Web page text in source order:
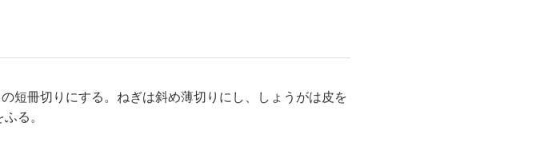
短冊切りにする。ねぎは斜め薄切りにし、しょうがは皮を
る。